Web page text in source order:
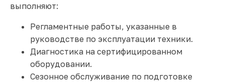
выполняют:
Регламентные работы, указанные в
руководстве по эксплуатации техники.
Диагностика на сертифицированном
оборудовании.
Сезонное обслуживание по подготовке